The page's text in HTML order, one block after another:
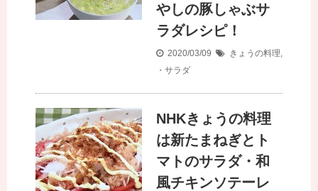
やしの豚しゃぶサ
ラダレシピ！
2020/03/09 きょうの料理
・サラダ
NHKきょうの料理
は新たまねぎとト
マトのサラダ・和
風チキンソテーレ